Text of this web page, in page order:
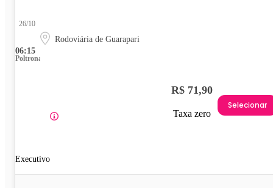
06:15
26/10
Rodoviária de Guarapari
Poltrona
Executivo
R$ 71,90
Taxa zero
Selecionar